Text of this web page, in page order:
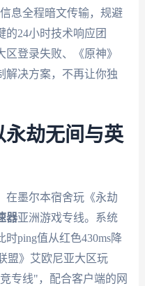
息全程暗文传输，规避
的24小时技术响应团
登录失败、《原神》
解决方案，不再让你独
永劫无间与英
在墨尔本宿舍玩《永劫
器亚洲游戏专线。系统
ping值从红色430ms降
盟》艾欧尼亚大区玩
专线"，配合客户端的网